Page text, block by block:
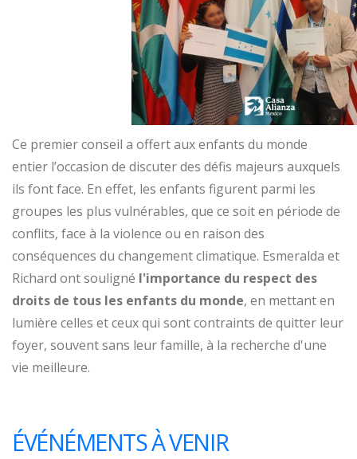
Ce premier conseil a offert aux enfants du monde
entier l’occasion de discuter des défis majeurs auxquels
ils font face. En effet, les enfants figurent parmi les
groupes les plus vulnérables, que ce soit en période de
conflits, face à la violence ou en raison des
conséquences du changement climatique. Esmeralda et
Richard ont souligné l'importance du respect des
droits de tous les enfants du monde, en mettant en
lumière celles et ceux qui sont contraints de quitter leur
foyer, souvent sans leur famille, à la recherche d'une
vie meilleure.
ÉVÉNÉMENTS À VENIR